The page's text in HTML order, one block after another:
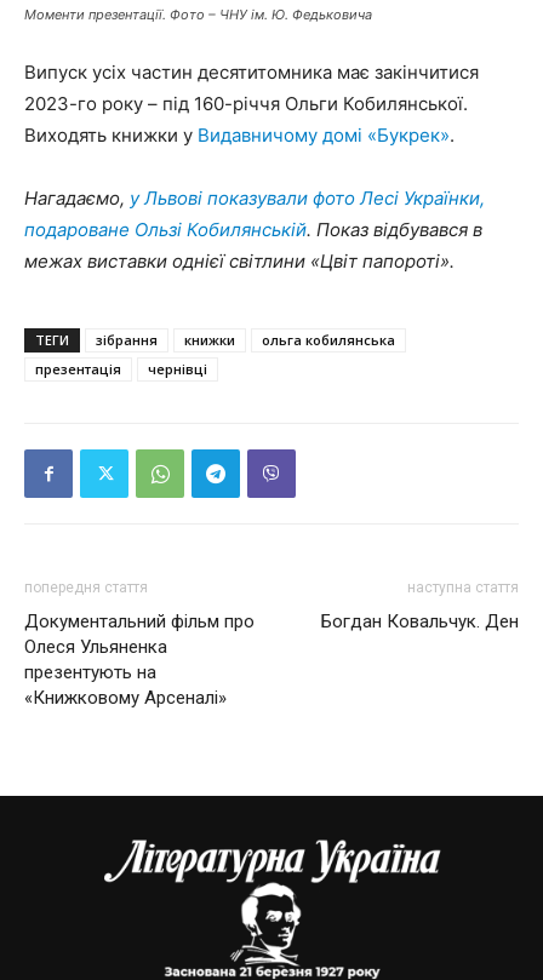
Моменти презентації. Фото – ЧНУ ім. Ю. Федьковича
Випуск усіх частин десятитомника має закінчитися
2023-го року – під 160-річчя Ольги Кобилянської.
Виходять книжки у Видавничому домі «Букрек».
Нагадаємо, у Львові показували фото Лесі Українки,
подароване Ользі Кобилянській. Показ відбувався в
межах виставки однієї світлини «Цвіт папороті».
ТЕГИ зібрання книжки
ольга кобилянська
презентація
чернівці
попередня стаття
Документальний фільм про
Олеся Ульяненка
презентують на
«Книжковому Арсеналі»
наступна стаття
Богдан Ковальчук. Ден